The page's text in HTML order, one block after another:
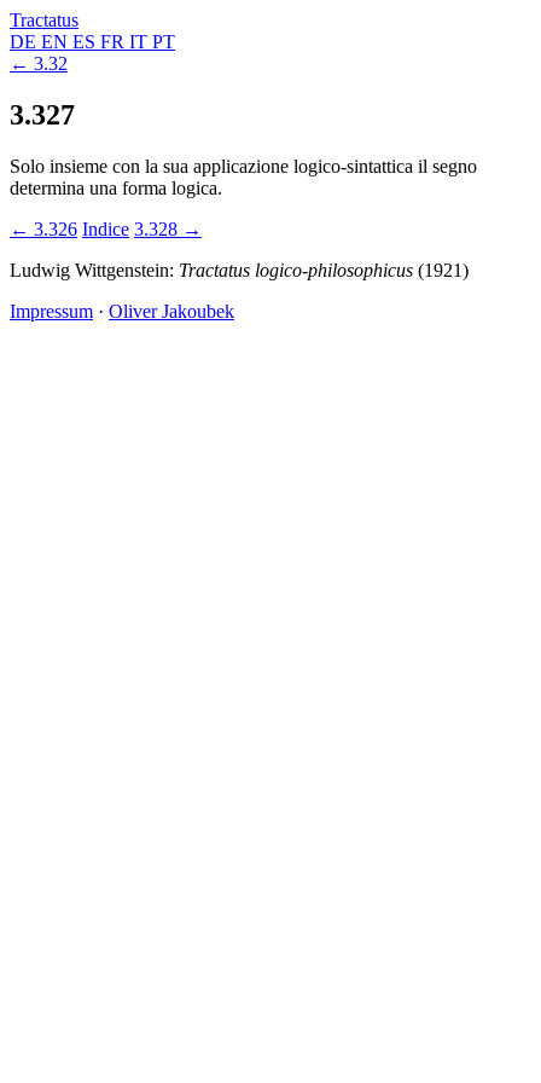
Tractatus
DE EN ES FR IT PT
← 3.32
3.327
Solo insieme con la sua applicazione logico-sintattica il segno
determina una forma logica.
← 3.326 Indice 3.328 →
Ludwig Wittgenstein: Tractatus logico-philosophicus (1921)
Impressum · Oliver Jakoubek